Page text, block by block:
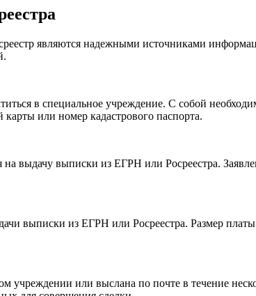
являются надежными источниками
в специальное учреждение. С собой
или номер кадастрового паспорта.
выдачу выписки из ЕГРН или Росреестра.
выписки из ЕГРН или Росреестра. Размер
учреждении или выслана по почте в течение